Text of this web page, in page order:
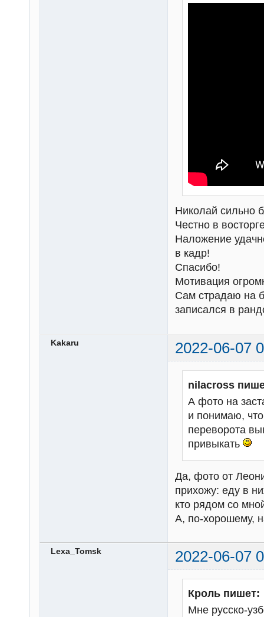
Николай сильно
Честно в
Наложение
в кадр!
Спасибо!
Мотивация
Сам страдаю на
записался в
Kakaru 2022-06-07
nilacross
А фото на
и понимаю,
переворота
привыкать
Да, фото от
прихожу: еду в
кто рядом со
А, по-хорошему,
Lexa_Tomsk 2022-06-07
Кроль пишет:
Мне русско-